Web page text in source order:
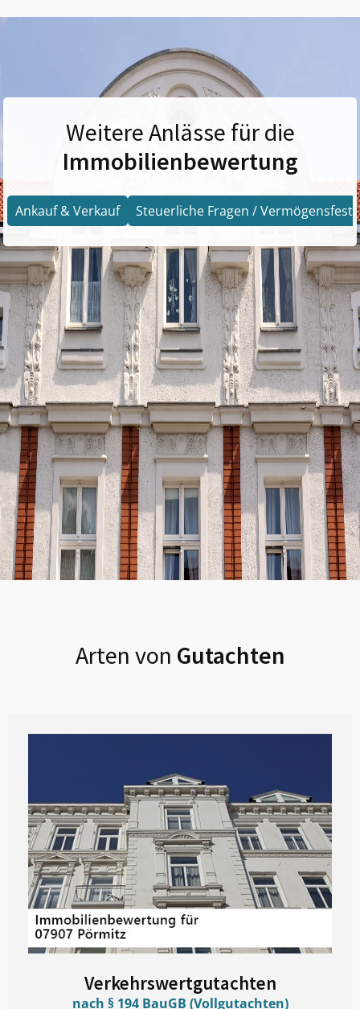
Weitere Anlässe für die
Immobilienbewertung
Ankauf & Verkauf Steuerliche Fragen /
Arten von Gutachten
Verkehrswertgutachten
nach § 194 BauGB (Vollgutachten)